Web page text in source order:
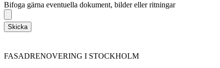
Bifoga gärna eventuella dokument, bilder eller ritningar
Skicka
FASADRENOVERING I STOCKHOLM